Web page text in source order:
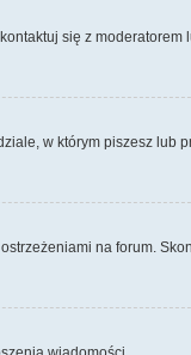
się z moderatorem
w którym piszesz lub
na forum.